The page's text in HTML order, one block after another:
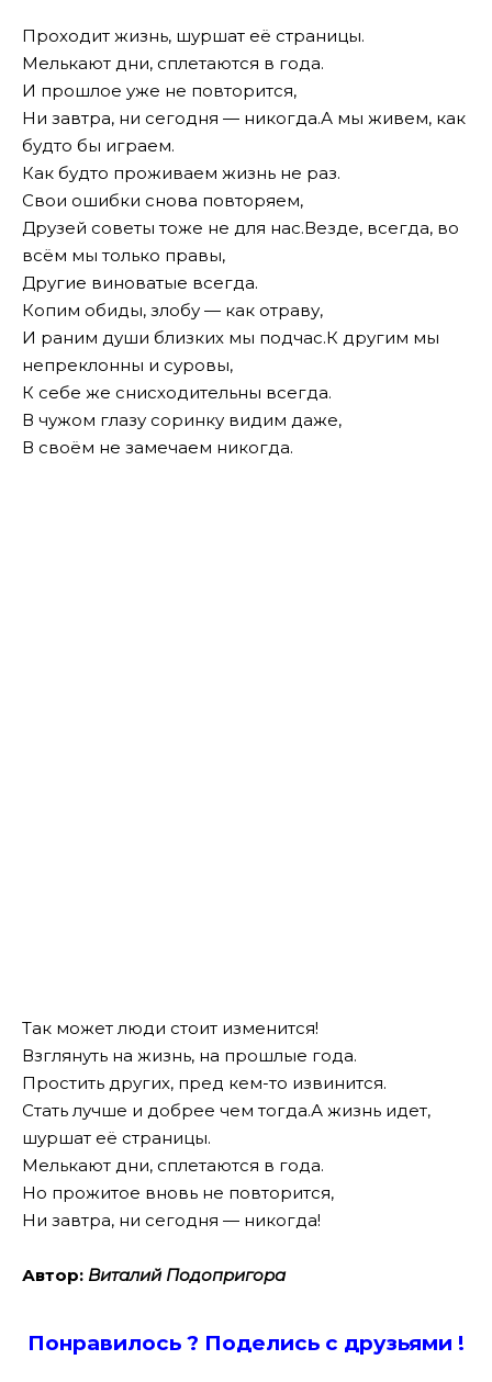
Проходит жизнь, шуршат её страницы.
Мелькают дни, сплетаются в года.
И прошлое уже не повторится,
Ни завтра, ни сегодня — никогда.А мы живем, как
будто бы играем.
Как будто проживаем жизнь не раз.
Свои ошибки снова повторяем,
Друзей советы тоже не для нас.Везде, всегда, во
всём мы только правы,
Другие виноватые всегда.
Копим обиды, злобу — как отраву,
И раним души близких мы подчас.К другим мы
непреклонны и суровы,
К себе же снисходительны всегда.
В чужом глазу соринку видим даже,
В своём не замечаем никогда.
Так может люди стоит изменится!
Взглянуть на жизнь, на прошлые года.
Простить других, пред кем-то извинится.
Стать лучше и добрее чем тогда.А жизнь идет,
шуршат её страницы.
Мелькают дни, сплетаются в года.
Но прожитое вновь не повторится,
Ни завтра, ни сегодня — никогда!
Автор: Виталий Подопригора
Понравилось ? Поделись с друзьями !